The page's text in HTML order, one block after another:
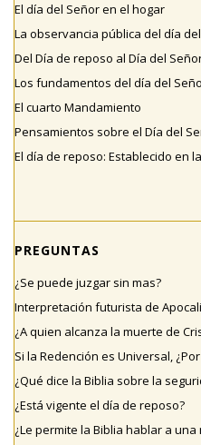
El día del Señor en el hogar
La observancia pública del día
Del Día de reposo al Día del
Los fundamentos del día del
El cuarto Mandamiento
Pensamientos sobre el Día del
El día de reposo: Establecido en
PREGUNTAS
¿Se puede juzgar sin mas?
Interpretación futurista de
¿A quien alcanza la muerte de
Si la Redención es Universal,
¿Qué dice la Biblia sobre la
¿Está vigente el día de reposo?
¿Le permite la Biblia hablar a